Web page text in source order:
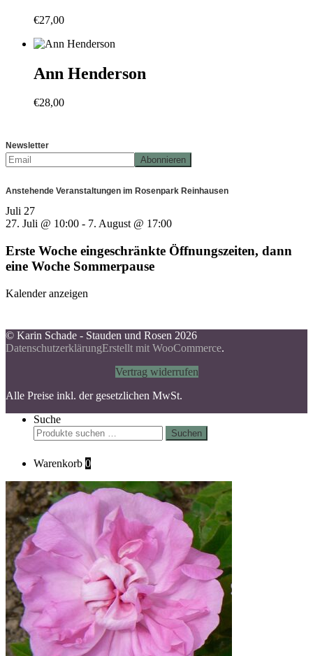
€27,00
Ann Henderson
€28,00
Newsletter
Anstehende Veranstaltungen im Rosenpark Reinhausen
Juli 27
27. Juli @ 10:00 - 7. August @ 17:00
Erste Woche eingeschränkte Öffnungszeiten, dann
eine Woche Sommerpause
Kalender anzeigen
© Karin Schade - Stauden und Rosen 2026
DatenschutzerklärungErstellt mit WooCommerce.
Vertrag widerrufen
Alle Preise inkl. der gesetzlichen MwSt.
Suche
Suchen
nach:
Suchen
Warenkorb 0